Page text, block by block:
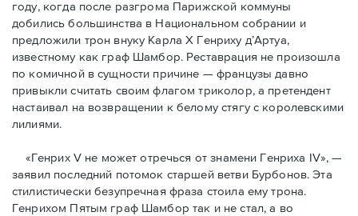
году, когда после разгрома Парижской коммуны
добились большинства в Национальном собрании и
предложили трон внуку Карла Х Генриху д’Артуа,
известному как граф Шамбор. Реставрация не произошла
по комичной в сущности причине — французы давно
привыкли считать своим флагoм триколор, а претендент
настаивал на возвращении к белому стягу с королевскими
лилиями.
«Генрих V не может отречься от знамени Генриха IV», —
заявил последний потомок старшей ветви Бурбонов. Эта
стилистически безупречная фраза стоила ему трона.
Генрихом Пятым граф Шамбор так и не стал, а во